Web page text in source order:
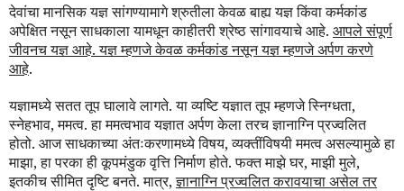
देवांचा मानसिक यज्ञ सांगण्यामागे श्रुतीला केवळ बाह्य यज्ञ किंवा कर्मकांड
अपेक्षित नसून साधकाला यामधून काहीतरी श्रेष्ठ सांगावयाचे आहे. आपले संपूर्ण
जीवनच यज्ञ आहे. यज्ञ म्हणजे केवळ कर्मकांड नसून यज्ञ म्हणजे अर्पण करणे
आहे.
यज्ञामध्ये सतत तूप घालावे लागते. या व्यष्टि यज्ञात तूप म्हणजे स्निग्धता,
स्नेहभाव, ममत्व. हा ममत्वभाव यज्ञात अर्पण केला तरच ज्ञानाग्नि प्रज्वलित
होतो. आज साधकाच्या अंतःकरणामध्ये विषय, व्यक्तींविषयी ममत्व असल्यामुळे हा
माझा, हा परका ही कूपमंडुक वृत्ति निर्माण होते. फक्त माझे घर, माझी मुले,
इतकीच सीमित दृष्टि बनते. मात्र,ज्ञानाग्नि प्रज्वलित करावयाचा असेल तर